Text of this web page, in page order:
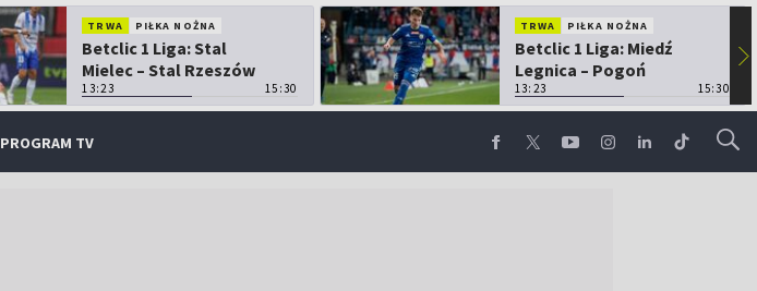
TRWA PIŁKA NOŻNA
Betclic 1 Liga: Stal
Mielec – Stal Rzeszów
13:23 15:30
TRWA PIŁKA NOŻNA
Betclic 1 Liga: Miedź
Legnica – Pogoń
Grodzisk Mazowiecki
13:23 15:30
▶
PROGRAM TV